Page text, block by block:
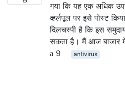
गया कि यह एक अधिक
व्हर्लपूल पर इसे पोस्ट
दिलचस्पी है कि इस
सकता है। मैं आज बाजार
9
antivirus